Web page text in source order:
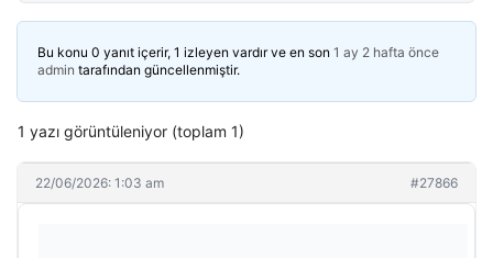
Bu konu 0 yanıt içerir, 1 izleyen vardır ve en son 1 ay 2 hafta önce
admin tarafından güncellenmiştir.
1 yazı görüntüleniyor (toplam 1)
22/06/2026: 1:03 am #27866